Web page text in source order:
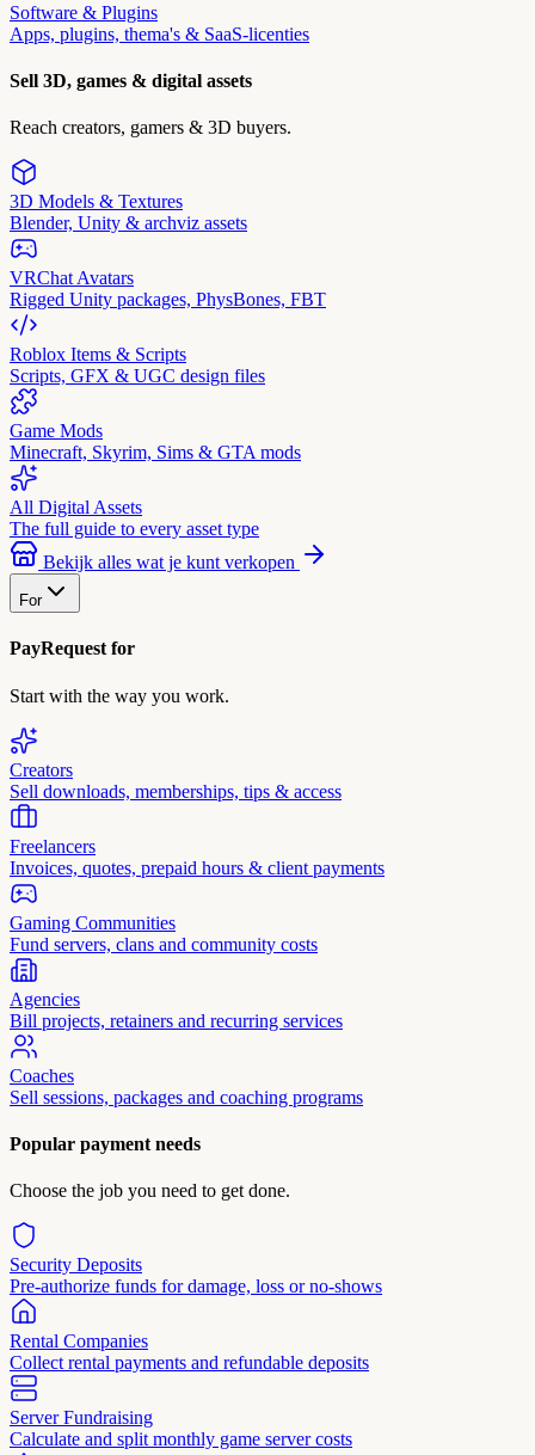
Software & Plugins
Apps, plugins, thema's & SaaS-licenties
Sell 3D, games & digital assets
Reach creators, gamers & 3D buyers.
3D Models & Textures
Blender, Unity & archviz assets
VRChat Avatars
Rigged Unity packages, PhysBones, FBT
Roblox Items & Scripts
Scripts, GFX & UGC design files
Game Mods
Minecraft, Skyrim, Sims & GTA mods
All Digital Assets
The full guide to every asset type
Bekijk alles wat je kunt verkopen
For
PayRequest for
Start with the way you work.
Creators
Sell downloads, memberships, tips & access
Freelancers
Invoices, quotes, prepaid hours & client payments
Gaming Communities
Fund servers, clans and community costs
Agencies
Bill projects, retainers and recurring services
Coaches
Sell sessions, packages and coaching programs
Popular payment needs
Choose the job you need to get done.
Security Deposits
Pre-authorize funds for damage, loss or no-shows
Rental Companies
Collect rental payments and refundable deposits
Server Fundraising
Calculate and split monthly game server costs